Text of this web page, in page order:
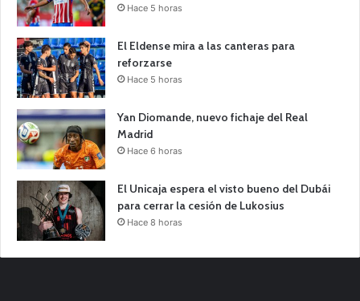
Hace 5 horas
El Eldense mira a las canteras para
reforzarse
Hace 5 horas
Yan Diomande, nuevo fichaje del Real
Madrid
Hace 6 horas
El Unicaja espera el visto bueno del Dubái
para cerrar la cesión de Lukosius
Hace 8 horas